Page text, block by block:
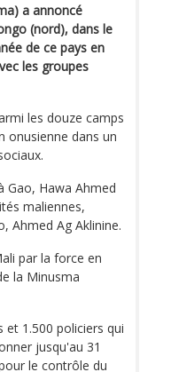
a annoncé
(nord), dans le
de ce pays en
les groupes
les douze camps
onusienne dans un
Gao, Hawa Ahmed
maliennes,
Ahmed Ag Aklinine.
par la force en
la Minusma
et 1.500 policiers qui
jusqu'au 31
le contrôle du